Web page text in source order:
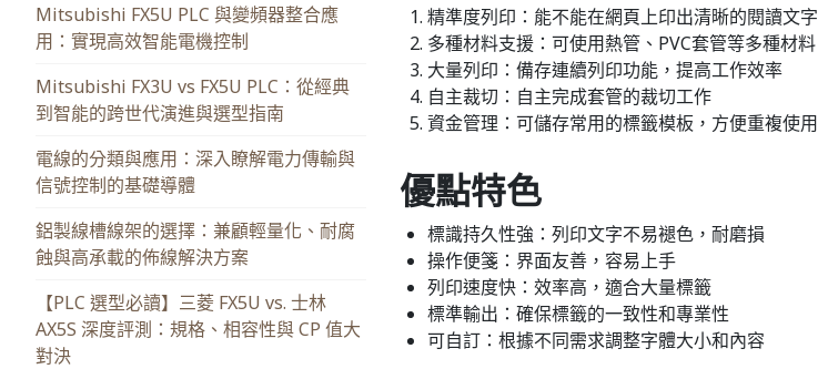
Mitsubishi FX5U PLC 與變頻器整合應
用：實現高效智能電機控制
Mitsubishi FX3U vs FX5U PLC：從經典
到智能的跨世代演進與選型指南
電線的分類與應用：深入瞭解電力傳輸與
信號控制的基礎導體
鋁製線槽線架的選擇：兼顧輕量化、耐腐
蝕與高承載的佈線解決方案
【PLC 選型必讀】三菱 FX5U vs. 士林
AX5S 深度評測：規格、相容性與 CP 值大
對決
精準度列印：能不能在網頁上印出清晰的閱讀文字
多種材料支援：可使用熱管、PVC套管等多種材料
大量列印：備存連續列印功能，提高工作效率
自主裁切：自主完成套管的裁切工作
資金管理：可儲存常用的標籤模板，方便重複使用
優點特色
標識持久性強：列印文字不易褪色，耐磨損
操作便箋：界面友善，容易上手
列印速度快：效率高，適合大量標籤
標準輸出：確保標籤的一致性和專業性
可自訂：根據不同需求調整字體大小和內容